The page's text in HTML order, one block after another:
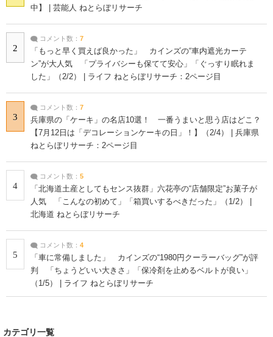
中】 | 芸能人 ねとらぼリサーチ
2
コメント数： 7
「もっと早く買えば良かった」 カインズの“車内遮光カーテ
ン”が大人気 「プライバシーも保てて安心」「ぐっすり眠れま
した」（2/2） | ライフ ねとらぼリサーチ：2ページ目
3
コメント数： 7
兵庫県の「ケーキ」の名店10選！ 一番うまいと思う店はどこ？
【7月12日は「デコレーションケーキの日」！】（2/4） | 兵庫県
ねとらぼリサーチ：2ページ目
4
コメント数： 5
「北海道土産としてもセンス抜群」六花亭の“店舗限定”お菓子が
人気 「こんなの初めて」「箱買いするべきだった」（1/2） |
北海道 ねとらぼリサーチ
5
コメント数： 4
「車に常備しました」 カインズの“1980円クーラーバッグ”が評
判 「ちょうどいい大きさ」「保冷剤を止めるベルトが良い」
（1/5） | ライフ ねとらぼリサーチ
カテゴリ一覧